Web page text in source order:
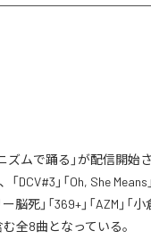
ズムで踊る」が配信開始
DCV#3」「Oh, She Means
脳死」「369+」「AZM」「
全8曲となっている。